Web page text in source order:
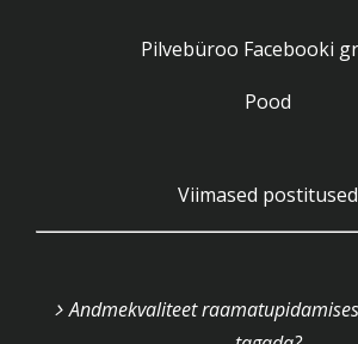
Pilvebüroo Facebooki
Pood
Viimased postitused
Andmekvaliteet